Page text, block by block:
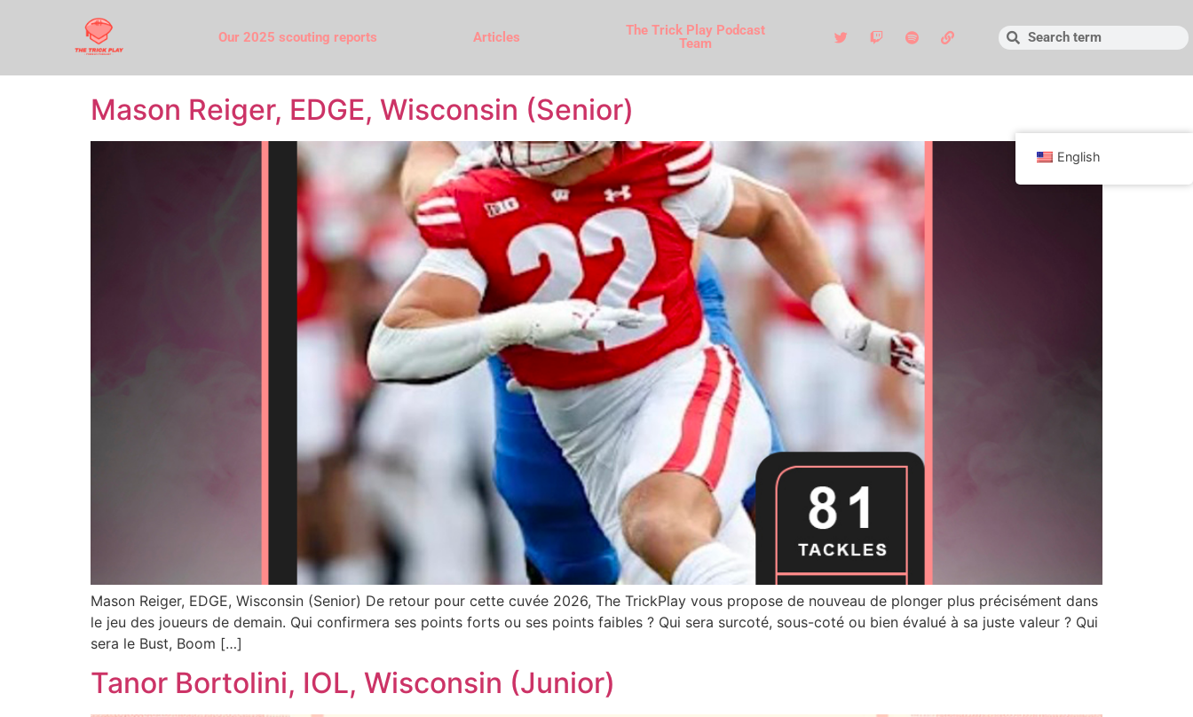
Our 2025 scouting reports Articles
The Trick Play Podcast
Team
Mason Reiger, EDGE, Wisconsin (Senior)
Mason Reiger, EDGE, Wisconsin (Senior) De retour pour cette cuvée 2026, The TrickPlay vous propose de nouveau de plonger plus précisément dans
le jeu des joueurs de demain. Qui confirmera ses points forts ou ses points faibles ? Qui sera surcoté, sous-coté ou bien évalué à sa juste valeur ? Qui
sera le Bust, Boom […]
Tanor Bortolini, IOL, Wisconsin (Junior)
English